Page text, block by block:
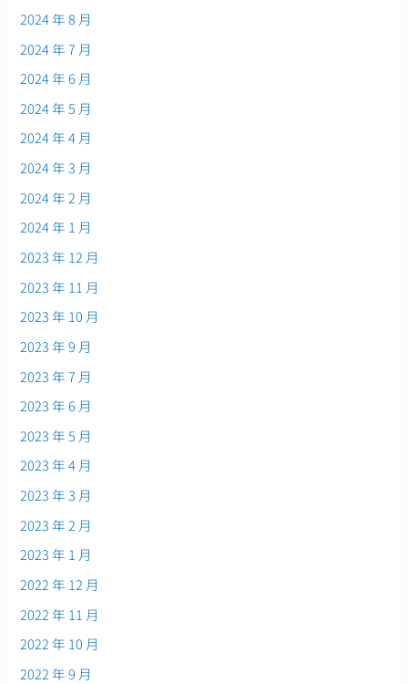
2024 年 8 月
2024 年 7 月
2024 年 6 月
2024 年 5 月
2024 年 4 月
2024 年 3 月
2024 年 2 月
2024 年 1 月
2023 年 12 月
2023 年 11 月
2023 年 10 月
2023 年 9 月
2023 年 7 月
2023 年 6 月
2023 年 5 月
2023 年 4 月
2023 年 3 月
2023 年 2 月
2023 年 1 月
2022 年 12 月
2022 年 11 月
2022 年 10 月
2022 年 9 月